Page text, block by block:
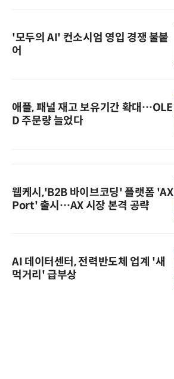
'모두의 AI' 컨소시엄 영입 경쟁 불붙
어
애플, 패널 재고 보유기간 확대…OLE
D 주문량 늘었다
웹케시,'B2B 바이브코딩' 플랫폼 'AX
Port' 출시…AX 시장 본격 공략
AI 데이터센터, 전력반도체 업계 '새
먹거리' 급부상